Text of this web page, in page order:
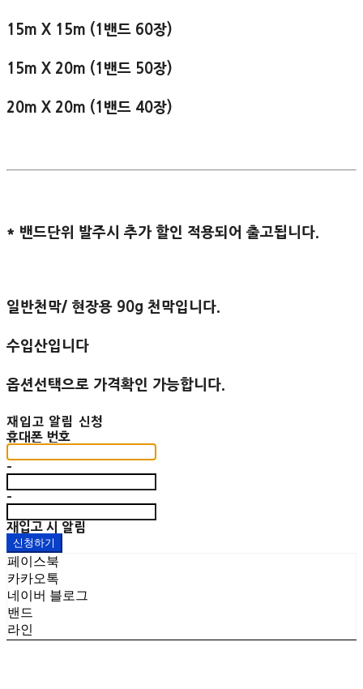
15m X 15m (1밴드 60장)
15m X 20m (1밴드 50장)
20m X 20m (1밴드 40장)
* 밴드단위 발주시 추가 할인 적용되어 출고됩니다.
일반천막/ 현장용 90g 천막입니다.
수입산입니다
옵션선택으로 가격확인 가능합니다.
재입고 알림 신청
휴대폰 번호
-
-
재입고 시 알림
신청하기
페이스북
카카오톡
네이버 블로그
밴드
라인